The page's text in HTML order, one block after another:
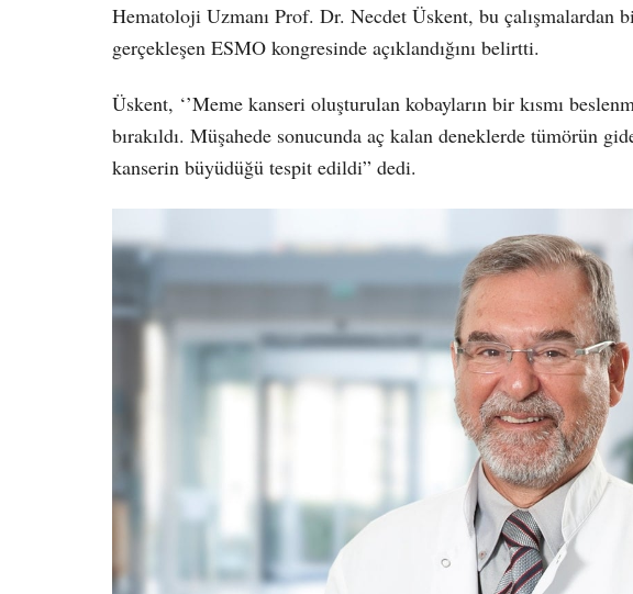
Hematoloji Uzmanı Prof. Dr. Necdet Üskent, bu çalışmalardan
gerçekleşen ESMO kongresinde açıklandığını belirtti.
Üskent, ‘’Meme kanseri oluşturulan kobayların bir kısmı
bırakıldı. Müşahede sonucunda aç kalan deneklerde tümörün
kanserin büyüdüğü tespit edildi” dedi.